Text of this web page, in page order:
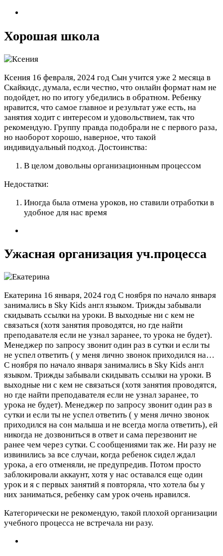
Хорошая школа
Ксения 16 февраля, 2024 год Сын учится уже 2 месяца в
Скайкидс, думала, если честно, что онлайн формат нам не
подойдет, но по итогу убедились в обратном. Ребенку
нравится, что самое главное и результат уже есть, на
занятия ходит с интересом и удовольствием, так что
рекомендую. Группу правда подобрали не с первого раза,
но наоборот хорошо, наверное, что такой
индивидуальный подход. Достоинства:
В целом довольны организационным процессом
Недостатки:
Иногда была отмена уроков, но ставили отработки в
удобное для нас время
Ужасная организация уч.процесса
Екатерина 16 января, 2024 год С ноября по начало января
занимались в Sky Kids англ языком. Трижды забывали
скидывать ссылки на уроки. В выходные ни с кем не
связаться (хотя занятия проводятся, но где найти
преподавателя если не узнал заранее, то урока не будет).
Менеджер по запросу звонит один раз в сутки и если ты
не успел ответить ( у меня лично звонок приходился на…
С ноября по начало января занимались в Sky Kids англ
языком. Трижды забывали скидывать ссылки на уроки. В
выходные ни с кем не связаться (хотя занятия проводятся,
но где найти преподавателя если не узнал заранее, то
урока не будет). Менеджер по запросу звонит один раз в
сутки и если ты не успел ответить ( у меня лично звонок
приходился на сон малыша и не всегда могла ответить), ей
никогда не дозвониться в ответ и сама перезвонит не
ранее чем через сутки. С сообщениями так же. Ни разу не
извинились за все случаи, когда ребенок сидел ждал
урока, а его отменяли, не предупредив. Потом просто
заблокировали аккаунт, хотя у нас оставался еще один
урок и я с первых занятий я повторяла, что хотела бы у
них заниматься, ребенку сам урок очень нравился.
Категорически не рекомендую, такой плохой организации
учебного процесса не встречала ни разу.